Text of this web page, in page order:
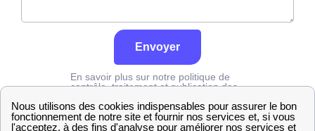
Envoyer
En savoir plus sur notre politique de
contrôle, traitement et publication des